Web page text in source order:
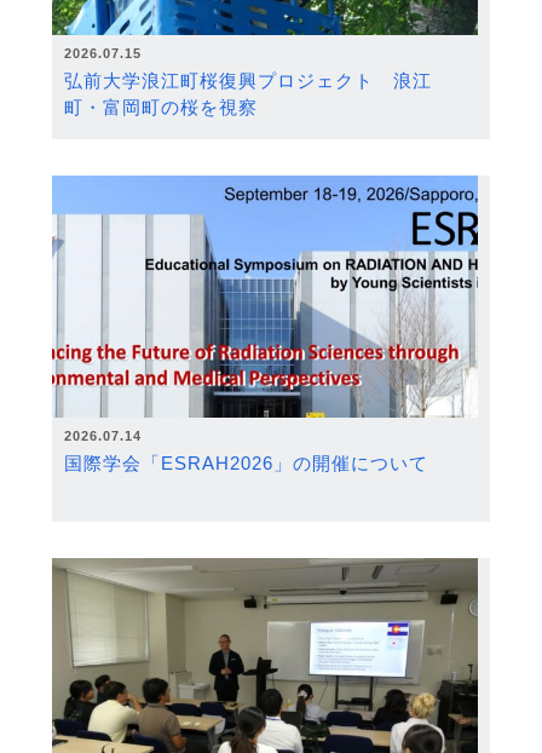
2026.07.15
弘前大学浪江町桜復興プロジェクト 浪江
町・富岡町の桜を視察
2026.07.14
国際学会「ESRAH2026」の開催について